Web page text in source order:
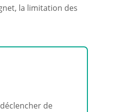
la limitation des
de